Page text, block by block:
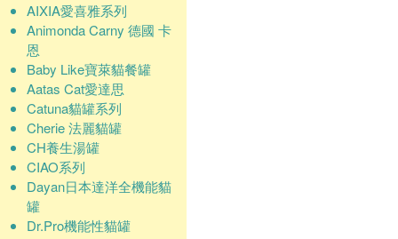
AIXIA愛喜雅系列
Animonda Carny 德國 卡
恩
Baby Like寶萊貓餐罐
Aatas Cat愛達思
Catuna貓罐系列
Cherie 法麗貓罐
CH養生湯罐
CIAO系列
Dayan日本達洋全機能貓
罐
Dr.Pro機能性貓罐